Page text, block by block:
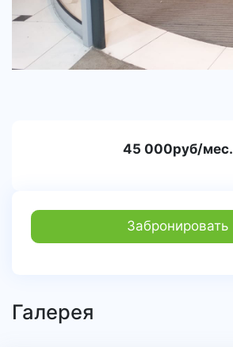
45 000руб/мес.
Забронировать
Галерея